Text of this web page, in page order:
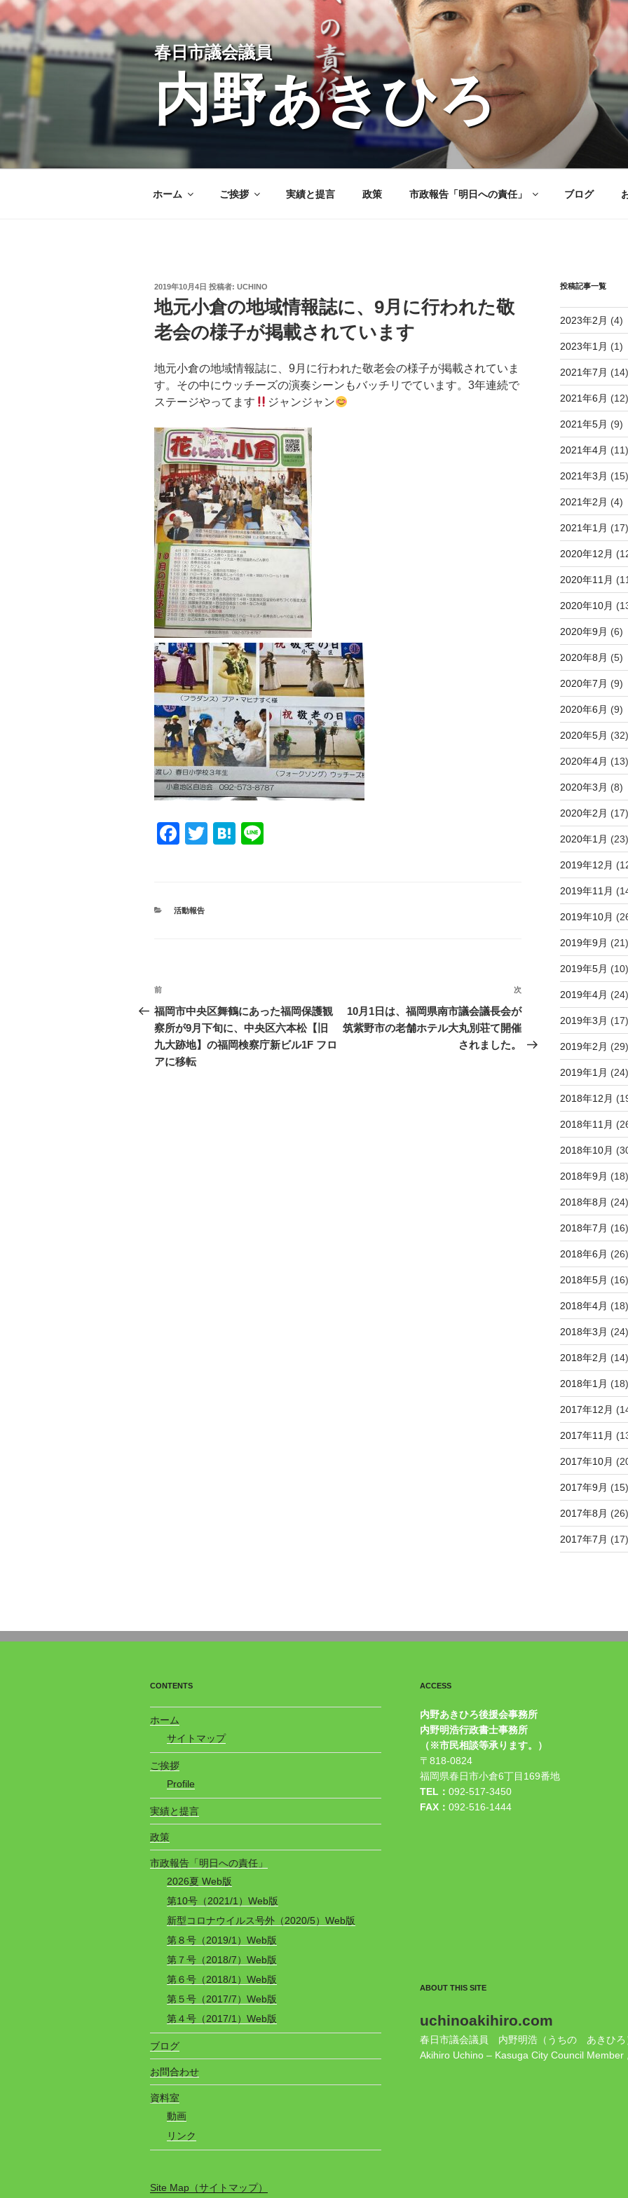
コ
ン
ン
プ
春日市議会議員
内野あきひろ
ホーム ご挨拶 実績と提言 政策 市政報告「明日への責任」 ブログ
投
稿
日:
2019年10月4日 投稿者: UCHINO
地元小倉の地域情報誌に、9月に行われた敬
老会の様子が掲載されています
地元小倉の地域情報誌に、9月に行われた敬老会の様子が掲載されていま
す。その中にウッチーズの演奏シーンもバッチリでています。3年連続で
ステージやってます
ジャンジャン
F
e
b
T
H
カ
活動報告
投
稿
ナ
ビ
過
去
の
投
稿
前
福岡市中央区舞鶴にあった福岡保護観
察所が9月下旬に、中央区六本松【旧
九大跡地】の福岡検察庁新ビル1F フロ
アに移転
次
の
投
稿
次
10月1日は、福岡県南市議会議長会が
筑紫野市の老舗ホテル大丸別荘て開催
されました。
投稿記事一覧
2023年2月 (4)
2023年1月 (1)
2021年7月 (14)
2021年6月 (12)
2021年5月 (9)
2021年4月 (11)
2021年3月 (15)
2021年2月 (4)
2021年1月 (17)
2020年12月
2020年11月
2020年10月
2020年9月 (6)
2020年8月 (5)
2020年7月 (9)
2020年6月 (9)
2020年5月 (32)
2020年4月 (13)
2020年3月 (8)
2020年2月 (17)
2020年1月 (23)
2019年12月
2019年11月
2019年10月
2019年9月 (21)
2019年5月 (10)
2019年4月 (24)
2019年3月 (17)
2019年2月 (29)
2019年1月 (24)
2018年12月
2018年11月
2018年10月
2018年9月 (18)
2018年8月 (24)
2018年7月 (16)
2018年6月 (26)
2018年5月 (16)
2018年4月 (18)
2018年3月 (24)
2018年2月 (14)
2018年1月 (18)
2017年12月
2017年11月
2017年10月
2017年9月 (15)
2017年8月 (26)
2017年7月 (17)
CONTENTS
ホーム
サイトマップ
ご挨拶
Profile
実績と提言
政策
市政報告「明日への責任」
2026夏 Web版
第10号（2021/1）Web版
新型コロナウイルス号外（2020/5）Web版
第８号（2019/1）Web版
第７号（2018/7）Web版
第６号（2018/1）Web版
第５号（2017/7）Web版
第４号（2017/1）Web版
ブログ
お問合わせ
資料室
動画
リンク
Site Map（サイトマップ）
ACCESS
内野あきひろ後援会事務所
内野明浩行政書士事務所
（※市民相談等承ります。）
〒818-0824
福岡県春日市小倉6丁目169番地
TEL： 092-517-3450
FAX： 092-516-1444
ABOUT THIS SITE
uchinoakihiro.com
春日市議会議員 内野明浩（うちの あきひろ
Akihiro Uchino – Kasuga City Council Member